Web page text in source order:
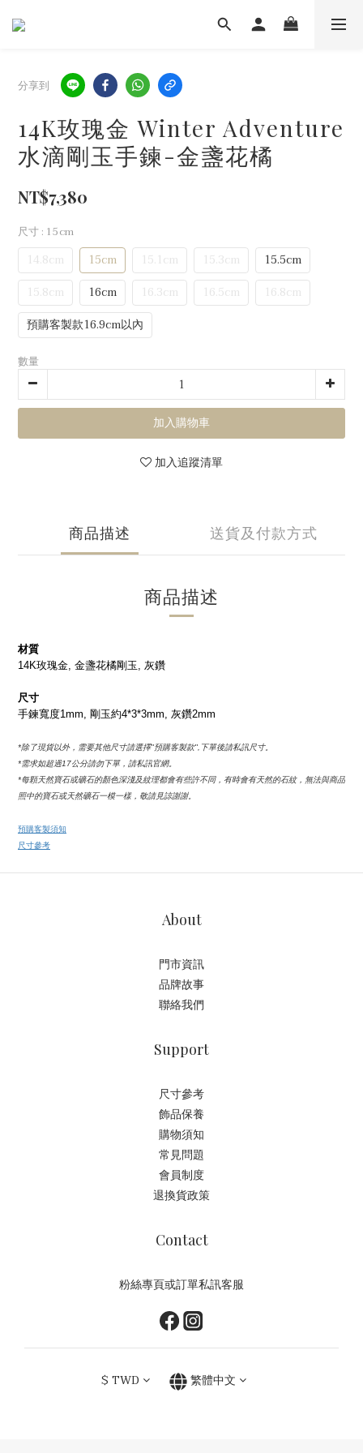
分享到
14K玫瑰金 Winter Adventure
水滴剛玉手鍊-金盞花橘
NT$7,380
尺寸: 15cm
14.8cm 15cm 15.1cm 15.3cm
15.5cm
15.8cm
16cm 16.3cm 16.5cm
16.8cm
預購客製款16.9cm以內
數量
加入購物車
加入追蹤清單
商品描述 送貨及付款方式
商品描述
材質
14K玫瑰金, 金盞花橘剛玉, 灰鑽
尺寸
手鍊寬度1mm, 剛玉約4*3*3mm, 灰鑽2mm
*除了現貨以外，需要其他尺寸請選擇''預購客製款'',下單後請私訊尺寸。
*需求如超過17公分請勿下單，請私訊官網。
*每顆天然寶石或礦石的顏色深淺及紋理都會有些許不同，有時會有天然的石紋，無法與商品
照中的寶石或天然礦石一模一樣，敬請見諒謝謝。
預購客製須知
尺寸參考
About
門市資訊
品牌故事
聯絡我們
Support
尺寸參考
飾品保養
購物須知
常見問題
會員制度
退換貨政策
Contact
粉絲專頁或訂單私訊客服
$ TWD 繁體中文